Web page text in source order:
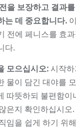
을 보장하고 결과
는 데 중요합니다.
전에 페니스를 효
다.
모으십시오:시작
물이 담긴 대야를
따뜻하되 불편함이
은지 확인하십시오
임을 쉽게 하기 위